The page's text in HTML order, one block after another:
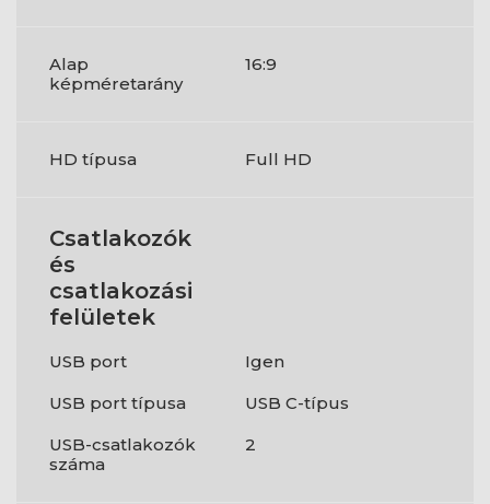
Alap
képméretarány
16:9
HD típusa Full HD
Csatlakozók
és
csatlakozási
felületek
USB port
Igen
USB port típusa
USB C-típus
USB-csatlakozók
száma
2